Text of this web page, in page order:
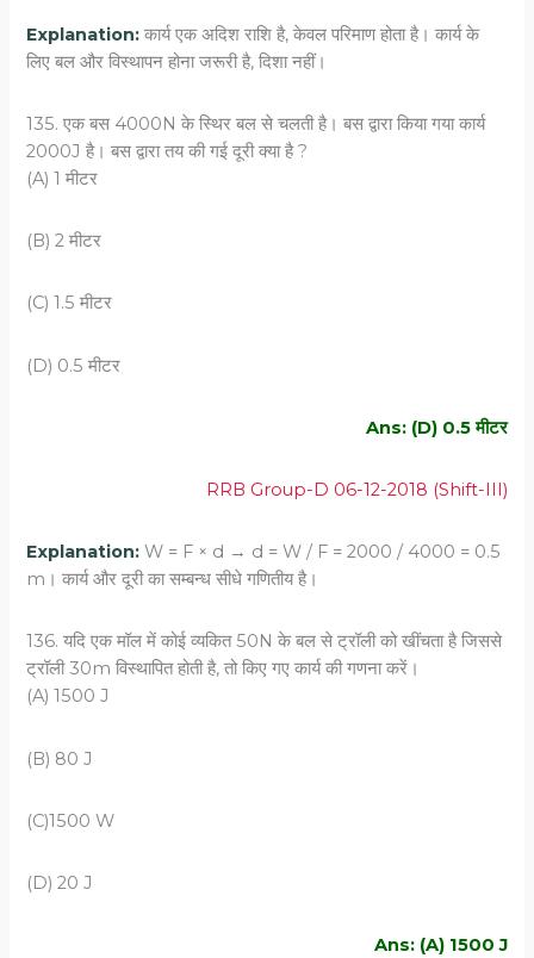
Explanation:कार्य एक अदिश राशि है, केवल परिमाण होता है। कार्य के
लिए बल और विस्थापन होना जरूरी है, दिशा नहीं।
135. एक बस 4000N के स्थिर बल से चलती है। बस द्वारा किया गया कार्य
2000J है। बस द्वारा तय की गई दूरी क्‍या है ?
(A) 1 मीटर
(B) 2 मीटर
(C) 1.5 मीटर
(D) 0.5 मीटर
Ans: (D) 0.5 मीटर
RRB Group-D 06-12-2018 (Shift-III)
Explanation:W = F × d → d = W / F = 2000 / 4000 = 0.5
m। कार्य और दूरी का सम्बन्ध सीधे गणितीय है।
136. यदि एक मॉल में कोई व्‍यकित 50N के बल से ट्रॉली को खींचता है जिससे
ट्रॉली 30m विस्‍थापित होती है, तो किए गए कार्य की गणना करें।
(A) 1500 J
(B) 80 J
(C)1500 W
(D) 20 J
Ans: (A) 1500 J